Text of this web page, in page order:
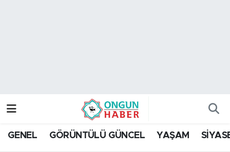
GENEL GÖRÜNTÜLÜ GÜNCEL YAŞAM
Trafik Durumu